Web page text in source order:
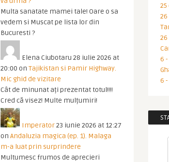
Multa sanatate mamei tale! Oare o sa
vedem si Muscat pe lista lor din
Bucuresti ?
Elena Ciubotaru 28 iulie 2026 at
20:00 on Tajikistan si Pamir Highway.
Mic ghid de vizitare
Cât de minunat ați prezentat totul!!!!
Cred că visez! Multe mulțumiri!
Imperator23 iunie 2026 at 12:27
on Andaluzia magica (ep. 1). Malaga
m-a luat prin surprindere
Multumesc frumos de aprecieri
6
6